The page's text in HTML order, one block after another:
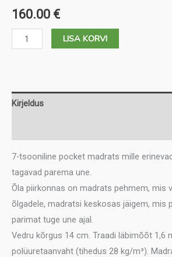
160.00 €
Relax
80x200
LISA KORVI
Kirjeldus
7-tsooniline pocket madrats mille
tagavad parema une.
Õla piirkonnas on madrats pehmem, mis
õlgadele, madratsi keskosas jäigem, mis
parimat tuge une ajal.
Vedru kõrgus 14 cm. Traadi läbimõõt 1,6
polüuretaanvaht (tihedus 28 kg/m³).